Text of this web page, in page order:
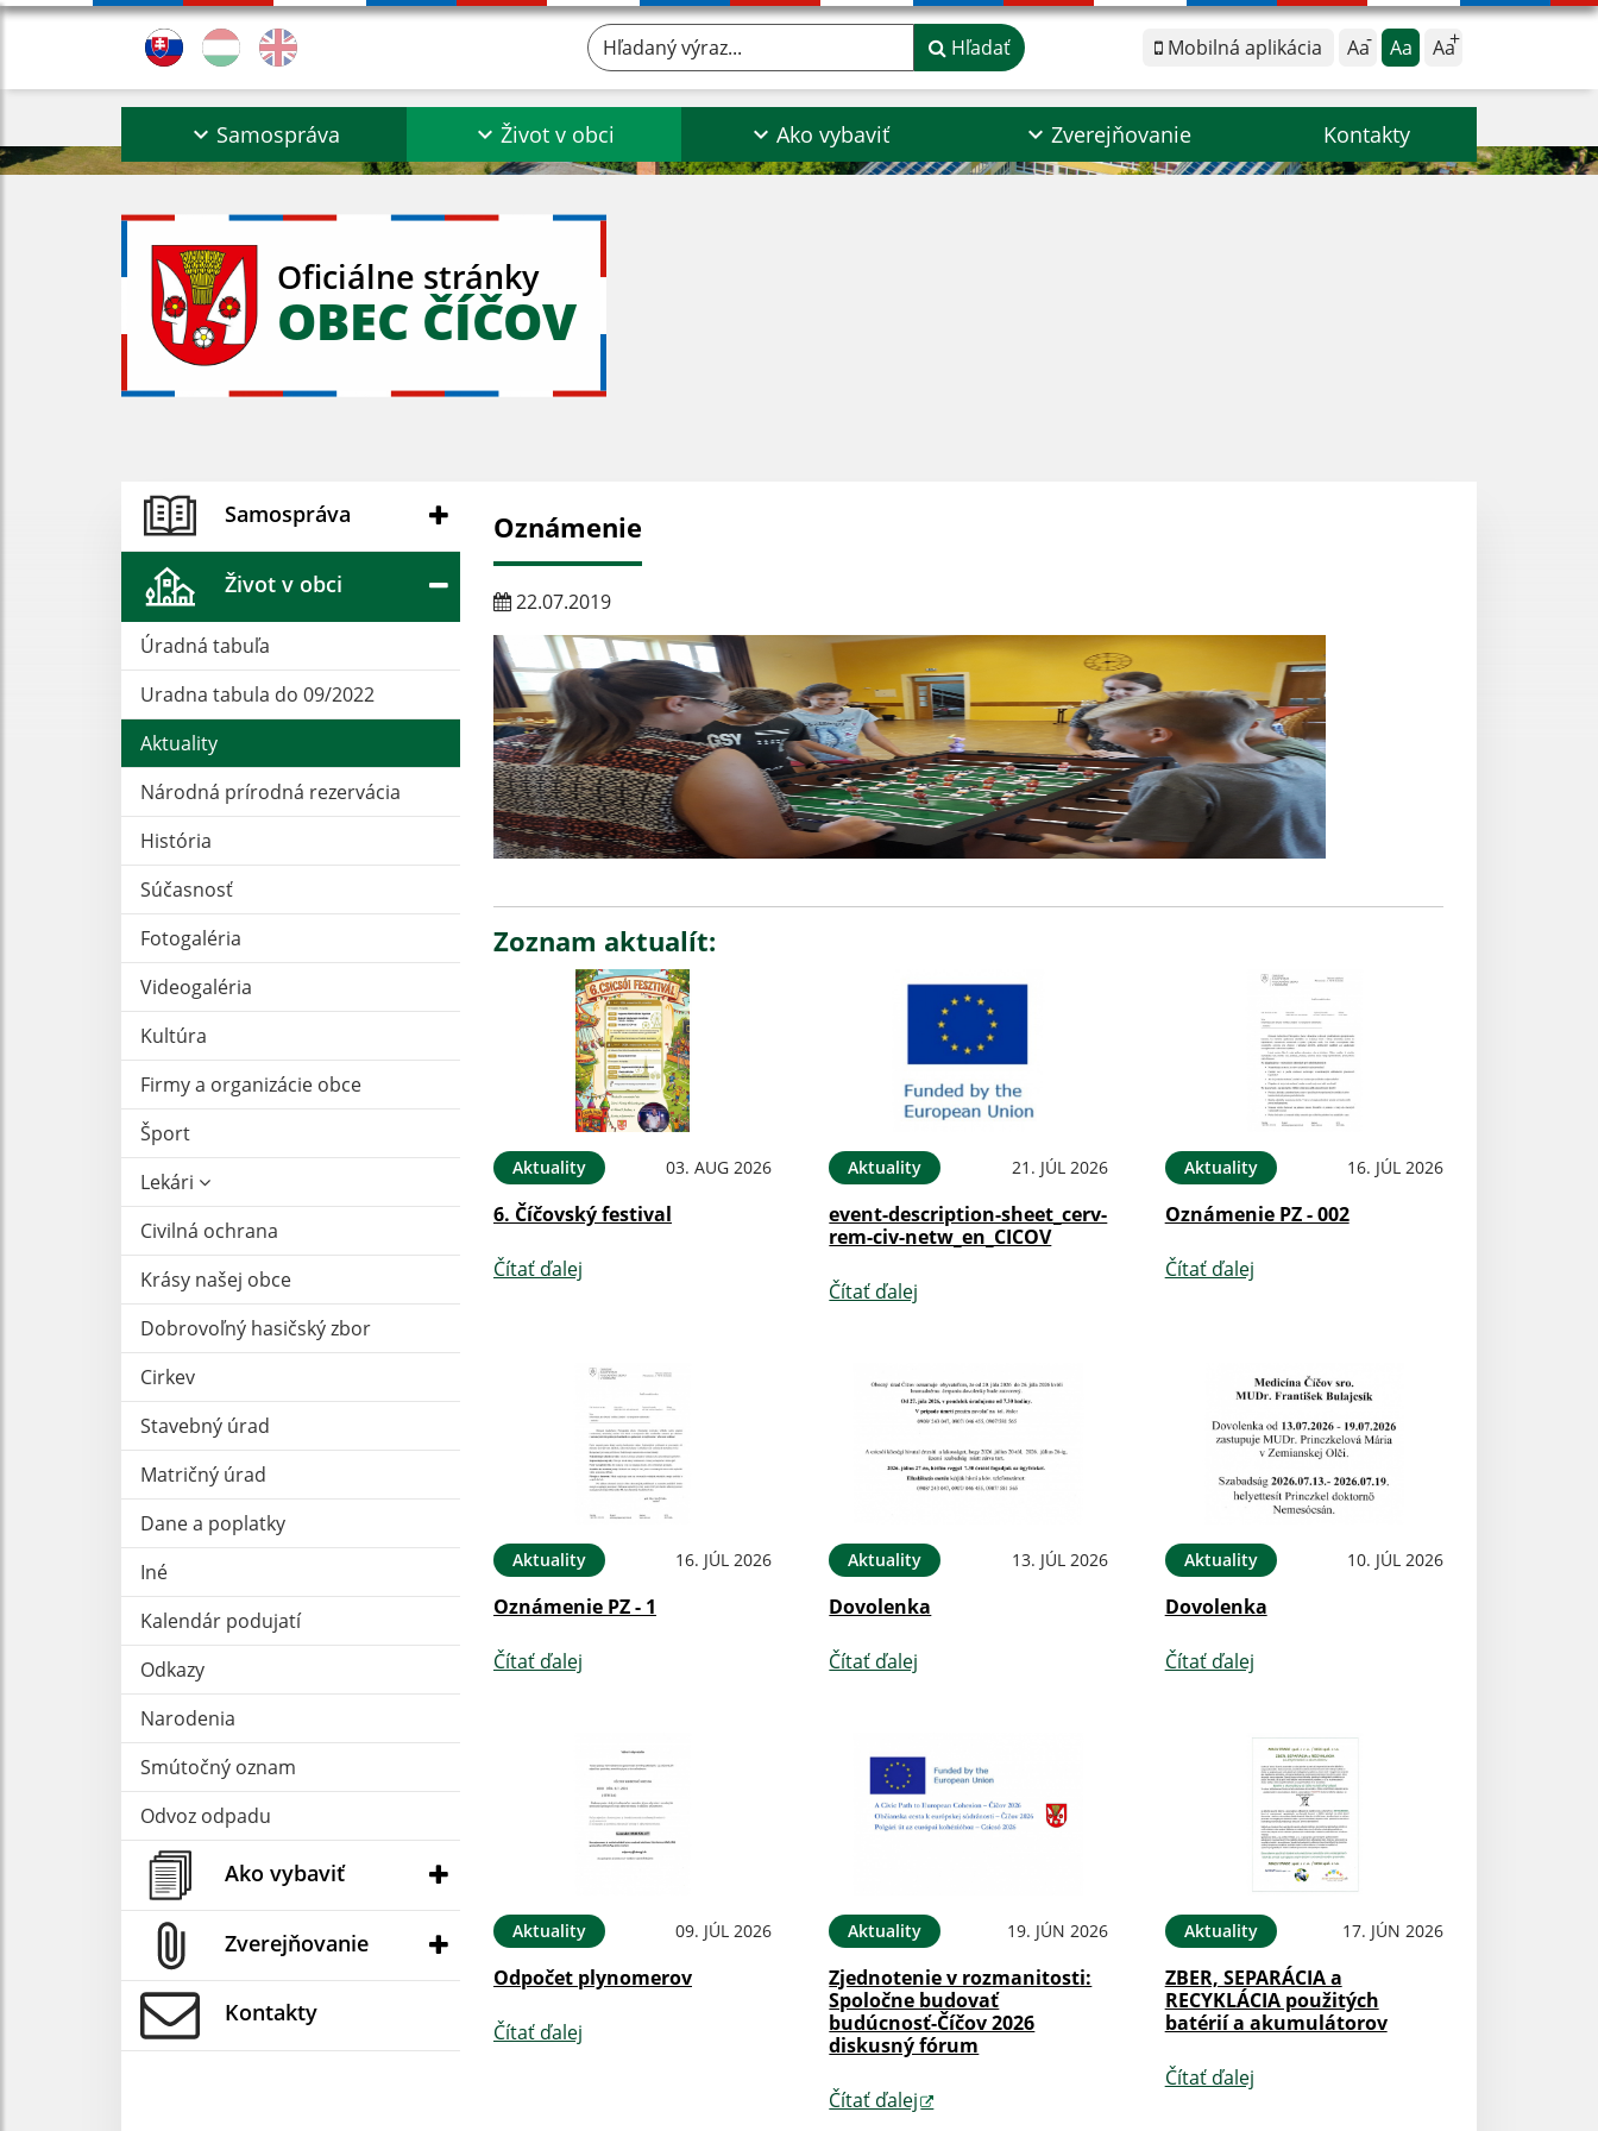
Mobilná aplikácia Aa Aa Aa
Hľadaný výraz... Hľadať
Samospráva Život v obci Ako vybaviť Zverejňovanie Kontakty
Oficiálne stránky
OBEC ČÍČOV
Samospráva
Život v obci
Úradná tabuľa
Uradna tabula do 09/2022
Aktuality
Národná prírodná rezervácia
História
Súčasnosť
Fotogaléria
Videogaléria
Kultúra
Firmy a organizácie obce
Šport
Lekári
Civilná ochrana
Krásy našej obce
Dobrovoľný hasičský zbor
Cirkev
Stavebný úrad
Matričný úrad
Dane a poplatky
Iné
Kalendár podujatí
Odkazy
Narodenia
Smútočný oznam
Odvoz odpadu
Ako vybaviť
Zverejňovanie
Kontakty
Oznámenie
22.07.2019
Zoznam aktualít:
Aktuality 03. AUG 2026
6. Číčovský festival
Čítať ďalej
Aktuality 21. JÚL 2026
event-description-sheet_cerv-
rem-civ-netw_en_CICOV
Čítať ďalej
Aktuality 16. JÚL 2026
Oznámenie PZ - 002
Čítať ďalej
Aktuality 16. JÚL 2026
Oznámenie PZ - 1
Čítať ďalej
Aktuality 13. JÚL 2026
Dovolenka
Čítať ďalej
Aktuality 10. JÚL 2026
Dovolenka
Čítať ďalej
Aktuality 09. JÚL 2026
Odpočet plynomerov
Čítať ďalej
Aktuality 19. JÚN 2026
Zjednotenie v rozmanitosti:
Spoločne budovať
budúcnosť-Číčov 2026
diskusný fórum
Čítať ďalej
Aktuality 17. JÚN 2026
ZBER, SEPARÁCIA a
RECYKLÁCIA použitých
batérií a akumulátorov
Čítať ďalej